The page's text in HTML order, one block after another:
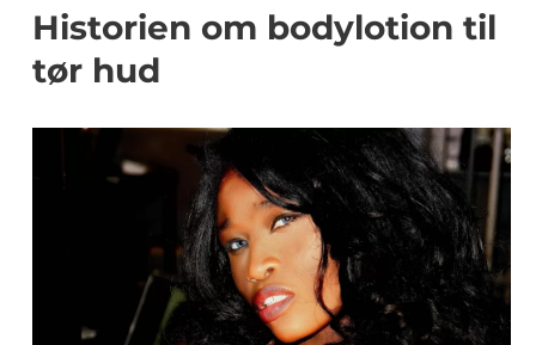
Historien om bodylotion til
tør hud